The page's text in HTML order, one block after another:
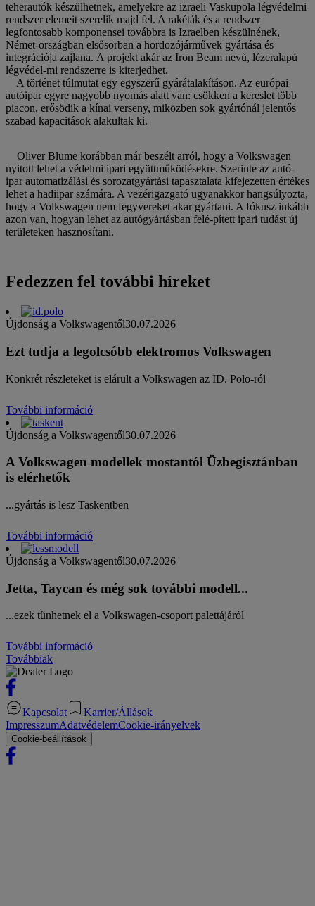
teherautók készülhetnek, amelyekre az izraeli Vaskupola légvédelmi
rendszer elemeit szerelik majd fel. A rakéták és a rendszer
legfontosabb komponensei továbbra is Izraelben készülnének,
Német-országban elsősorban a hordozójárművek gyártása és
integrációja zajlana. A projekt akár az Iron Beam nevű, lézeralapú
légvédel-mi rendszerre is kiterjedhet.
A történet túlmutat egy egyszerű gyárátalakításon. Az európai
autóipar egyre nagyobb nyomás alatt van: csökken a kereslet több
piacon, erősödik a kínai verseny, miközben sok gyártónál jelentős
szabad kapacitások alakultak ki.
Oliver Blume korábban már beszélt arról, hogy a Volkswagen
nyitott lehet a védelmi ipari együttműködésekre. Szerinte az autó-
ipar automatizálási és sorozatgyártási tapasztalata kifejezetten értékes
lehet a hadiipar számára. A vezérigazgató ugyanakkor hangsúlyozta,
hogy a Volkswagen nem fegyvereket akar gyártani. A fókusz inkább
azon van, hogyan lehet az autógyártásban felé-pített ipari tudást új
területeken hasznosítani.
Fedezzen fel további híreket
Újdonság a Volkswagentől30.07.2026
Ezt tudja a legolcsóbb elektromos Volkswagen
Konkrét részleteket is elárult a Volkswagen az ID. Polo-ról
További információ
Újdonság a Volkswagentől30.07.2026
A Volkswagen modellek mostantól Üzbegisztánban
is elérhetők
...gyártás is lesz Taskentben
További információ
Újdonság a Volkswagentől30.07.2026
Jetta, Taycan és még sok további modell...
...ezek tűnhetnek el a Volkswagen-csoport palettájáról
További információ
Továbbiak
Kapcsolat
Karrier/Állások
ImpresszumAdatvédelemCookie-irányelvek
Cookie-beállítások